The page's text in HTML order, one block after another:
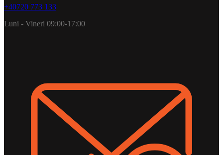
+40720 773 133
Luni - Vineri 09:00-17:00